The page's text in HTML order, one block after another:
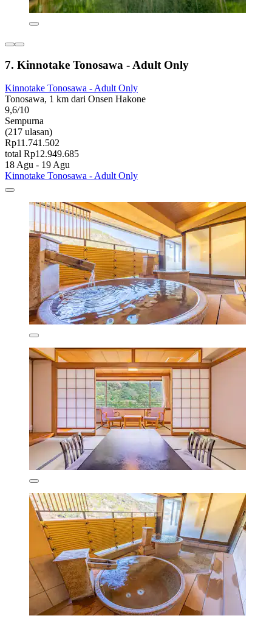
7. Kinnotake Tonosawa - Adult Only
Kinnotake Tonosawa - Adult Only
Tonosawa, 1 km dari Onsen Hakone
9,6/10
Sempurna
(217 ulasan)
Rp11.741.502
total Rp12.949.685
18 Agu - 19 Agu
Kinnotake Tonosawa - Adult Only